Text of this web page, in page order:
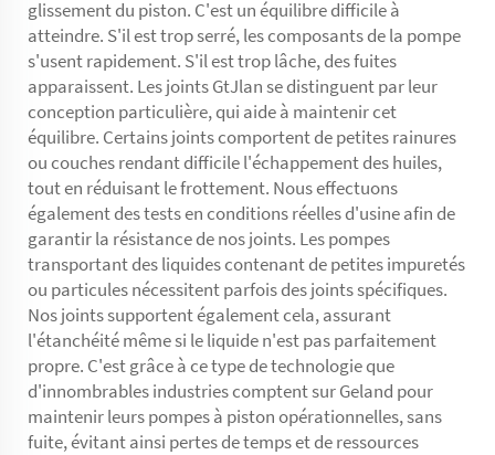
glissement du piston. C'est un équilibre difficile à
atteindre. S'il est trop serré, les composants de la pompe
s'usent rapidement. S'il est trop lâche, des fuites
apparaissent. Les joints GtJlan se distinguent par leur
conception particulière, qui aide à maintenir cet
équilibre. Certains joints comportent de petites rainures
ou couches rendant difficile l'échappement des huiles,
tout en réduisant le frottement. Nous effectuons
également des tests en conditions réelles d'usine afin de
garantir la résistance de nos joints. Les pompes
transportant des liquides contenant de petites impuretés
ou particules nécessitent parfois des joints spécifiques.
Nos joints supportent également cela, assurant
l'étanchéité même si le liquide n'est pas parfaitement
propre. C'est grâce à ce type de technologie que
d'innombrables industries comptent sur Geland pour
maintenir leurs pompes à piston opérationnelles, sans
fuite, évitant ainsi pertes de temps et de ressources